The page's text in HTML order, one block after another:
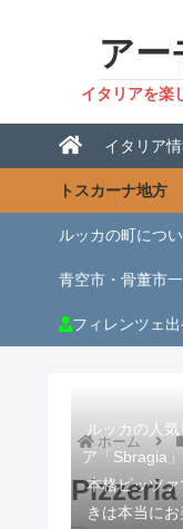
アー
イタリアを楽
イタリア
トスカーナ地方
ルッカの町につ
青空市・骨董市
フィレンツェ
ホーム
ルッカの人気
ア「Sbragia
本格ピッツ
きは本当に